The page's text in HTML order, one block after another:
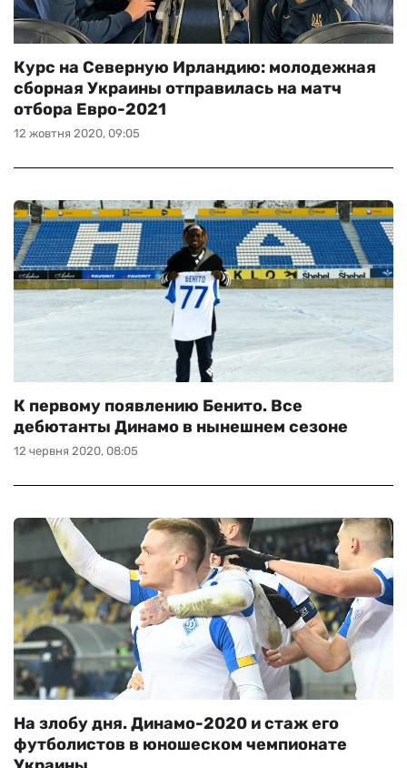
12 жовтня 2020, 09:05
Курс на Северную Ирландию: молодежная
сборная Украины отправилась на матч
отбора Евро-2021
12 червня 2020, 08:05
К первому появлению Бенито. Все
дебютанты Динамо в нынешнем сезоне
На злобу дня. Динамо-2020 и стаж его
футболистов в юношеском чемпионате